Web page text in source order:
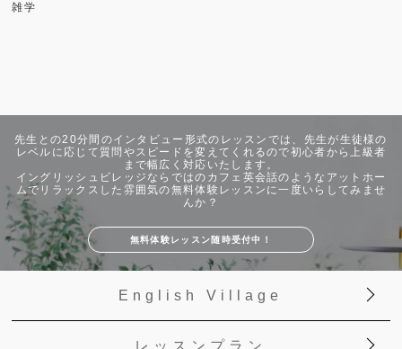
雑学
先生との20分間のインタビュー形式のレッスンでは、先生が生徒様の
レベルに応じて質問やスピードを変えてくれるので初心者から上級者
まで幅広く対応いたします。
イングリッシュビレッジならではのカフェ英会話のようなアットホー
ムでリラックスした雰囲気の無料体験レッスンに一度いらしてみませ
んか？
無料体験レッスン随時受付中！
English Village
レッスンプラン